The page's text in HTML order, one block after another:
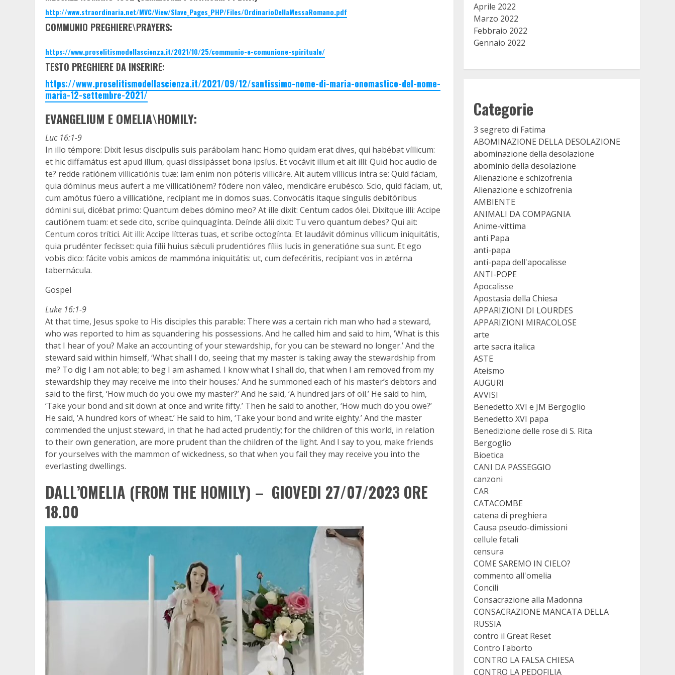
http://www.straordinaria.net/MVC/View/Slave_Pages_PHP/Files/OrdinarioDellaMessaRomano.pdf
COMMUNIO PREGHIERE\PRAYERS:
https://www.proselitismodellascienza.it/2021/10/25/communio-e-comunione-spirituale/
TESTO PREGHIERE DA INSERIRE:
https://www.proselitismodellascienza.it/2021/09/12/santissimo-nome-di-maria-onomastico-del-nome-
maria-12-settembre-2021/
EVANGELIUM E OMELIA\HOMILY:
Luc 16:1-9
In illo témpore: Dixit Iesus discípulis suis parábolam hanc: Homo quidam erat dives, qui habébat víllicum:
et hic diffamátus est apud illum, quasi dissipásset bona ipsíus. Et vocávit illum et ait illi: Quid hoc audio de
te? redde ratiónem villicatiónis tuæ: iam enim non póteris villicáre. Ait autem víllicus intra se: Quid fáciam,
quia dóminus meus aufert a me villicatiónem? fódere non váleo, mendicáre erubésco. Scio, quid fáciam, ut,
cum amótus fúero a villicatióne, recípiant me in domos suas. Convocátis itaque síngulis debitóribus
dómini sui, dicébat primo: Quantum debes dómino meo? At ille dixit: Centum cados ólei. Dixítque illi: Accipe
cautiónem tuam: et sede cito, scribe quinquagínta. Deínde álii dixit: Tu vero quantum debes? Qui ait:
Centum coros trítici. Ait illi: Accipe lítteras tuas, et scribe octogínta. Et laudávit dóminus víllicum iniquitátis,
quia prudénter fecísset: quia fílii huius sǽculi prudentióres fíliis lucis in generatióne sua sunt. Et ego
vobis dico: fácite vobis amicos de mammóna iniquitátis: ut, cum defecéritis, recípiant vos in ætérna
tabernácula.
Gospel
Luke 16:1-9
At that time, Jesus spoke to His disciples this parable: There was a certain rich man who had a steward,
who was reported to him as squandering his possessions. And he called him and said to him, ‘What is this
that I hear of you? Make an accounting of your stewardship, for you can be steward no longer.’ And the
steward said within himself, ‘What shall I do, seeing that my master is taking away the stewardship from
me? To dig I am not able; to beg I am ashamed. I know what I shall do, that when I am removed from my
stewardship they may receive me into their houses.’ And he summoned each of his master’s debtors and
said to the first, ‘How much do you owe my master?’ And he said, ‘A hundred jars of oil.’ He said to him,
‘Take your bond and sit down at once and write fifty.’ Then he said to another, ‘How much do you owe?’
He said, ‘A hundred kors of wheat.’ He said to him, ‘Take your bond and write eighty.’ And the master
commended the unjust steward, in that he had acted prudently; for the children of this world, in relation
to their own generation, are more prudent than the children of the light. And I say to you, make friends
for yourselves with the mammon of wickedness, so that when you fail they may receive you into the
everlasting dwellings.
DALL’OMELIA (FROM THE HOMILY) – GIOVEDI 27/07/2023 ORE
18.00
Aprile 2022
Marzo 2022
Febbraio 2022
Gennaio 2022
Categorie
3 segreto di Fatima
ABOMINAZIONE DELLA DESOLAZIONE
abominazione della desolazione
abominio della desolazione
Alienazione e schizofrenia
Alienazione e schizofrenia
AMBIENTE
ANIMALI DA COMPAGNIA
Anime-vittima
anti Papa
anti-papa
anti-papa dell'apocalisse
ANTI-POPE
Apocalisse
Apostasia della Chiesa
APPARIZIONI DI LOURDES
APPARIZIONI MIRACOLOSE
arte
arte sacra italica
ASTE
Ateismo
AUGURI
AVVISI
Benedetto XVI e JM Bergoglio
Benedetto XVI papa
Benedizione delle rose di S. Rita
Bergoglio
Bioetica
CANI DA PASSEGGIO
canzoni
CAR
CATACOMBE
catena di preghiera
Causa pseudo-dimissioni
cellule fetali
censura
COME SAREMO IN CIELO?
commento all'omelia
Concili
Consacrazione alla Madonna
CONSACRAZIONE MANCATA DELLA
RUSSIA
contro il Great Reset
Contro l'aborto
CONTRO LA FALSA CHIESA
CONTRO LA PEDOFILIA